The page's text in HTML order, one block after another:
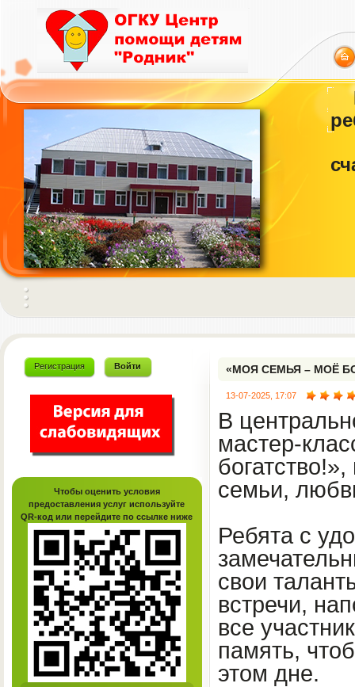
Регистрация Войти
Чтобы оценить условия
предоставления услуг используйте
QR-код или перейдите по ссылке ниже
«МОЯ СЕМЬЯ – МОЁ
13-07-2025, 17:07
В
мастер-
семьи,
Ребята с
свои
встречи,
все
память,
этом дне.